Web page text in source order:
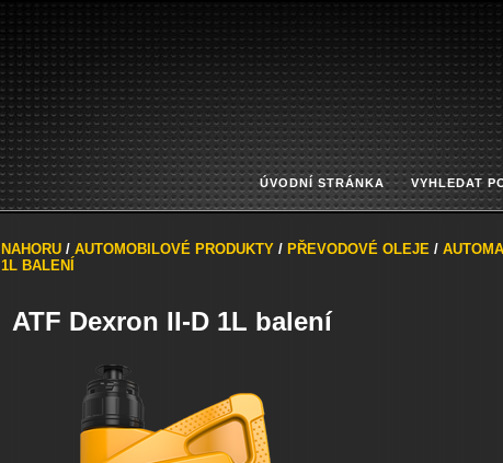
ÚVODNÍ STRÁNKA VYHLEDAT
NAHORU / AUTOMOBILOVÉ PRODUKTY / PŘEVODOVÉ OLEJE /
1L BALENÍ
ATF Dexron II-D 1L balení